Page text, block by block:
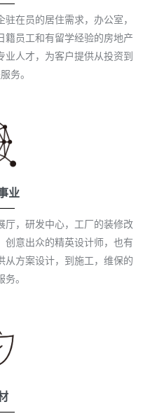
在员的居住需求，办公室，
籍员工和有留学经验的房地产
人才，为客户提供从投资到
务。
业
厅，研发中心，工厂的装修改
创意出众的精英设计师，也有
从方案设计，到施工，维保的
。